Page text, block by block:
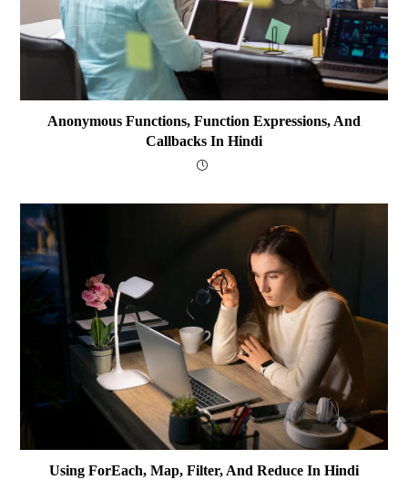
Anonymous Functions, Function Expressions, And
Callbacks In Hindi
Using ForEach, Map, Filter, And Reduce In Hindi